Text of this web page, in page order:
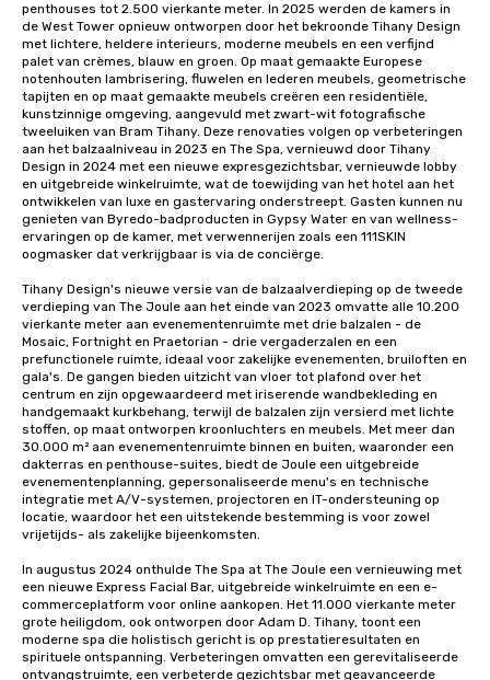
penthouses tot 2.500 vierkante meter. In 2025 werden de kamers in
de West Tower opnieuw ontworpen door het bekroonde Tihany Design
met lichtere, heldere interieurs, moderne meubels en een verfijnd
palet van crèmes, blauw en groen. Op maat gemaakte Europese
notenhouten lambrisering, fluwelen en lederen meubels, geometrische
tapijten en op maat gemaakte meubels creëren een residentiële,
kunstzinnige omgeving, aangevuld met zwart-wit fotografische
tweeluiken van Bram Tihany. Deze renovaties volgen op verbeteringen
aan het balzaalniveau in 2023 en The Spa, vernieuwd door Tihany
Design in 2024 met een nieuwe expresgezichtsbar, vernieuwde lobby
en uitgebreide winkelruimte, wat de toewijding van het hotel aan het
ontwikkelen van luxe en gastervaring onderstreept. Gasten kunnen nu
genieten van Byredo-badproducten in Gypsy Water en van wellness-
ervaringen op de kamer, met verwennerijen zoals een 111SKIN
oogmasker dat verkrijgbaar is via de conciërge.
Tihany Design's nieuwe versie van de balzaalverdieping op de tweede
verdieping van The Joule aan het einde van 2023 omvatte alle 10.200
vierkante meter aan evenementenruimte met drie balzalen - de
Mosaic, Fortnight en Praetorian - drie vergaderzalen en een
prefunctionele ruimte, ideaal voor zakelijke evenementen, bruiloften en
gala's. De gangen bieden uitzicht van vloer tot plafond over het
centrum en zijn opgewaardeerd met iriserende wandbekleding en
handgemaakt kurkbehang, terwijl de balzalen zijn versierd met lichte
stoffen, op maat ontworpen kroonluchters en meubels. Met meer dan
30.000 m² aan evenementenruimte binnen en buiten, waaronder een
dakterras en penthouse-suites, biedt de Joule een uitgebreide
evenementenplanning, gepersonaliseerde menu's en technische
integratie met A/V-systemen, projectoren en IT-ondersteuning op
locatie, waardoor het een uitstekende bestemming is voor zowel
vrijetijds- als zakelijke bijeenkomsten.
In augustus 2024 onthulde The Spa at The Joule een vernieuwing met
een nieuwe Express Facial Bar, uitgebreide winkelruimte en een e-
commerceplatform voor online aankopen. Het 11.000 vierkante meter
grote heiligdom, ook ontworpen door Adam D. Tihany, toont een
moderne spa die holistisch gericht is op prestatieresultaten en
spirituele ontspanning. Verbeteringen omvatten een gerevitaliseerde
ontvangstruimte, een verbeterde gezichtsbar met geavanceerde